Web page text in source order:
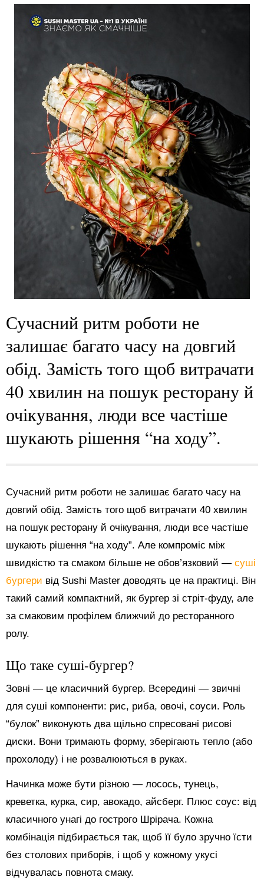
Сучасний ритм роботи не
залишає багато часу на довгий
обід. Замість того щоб витрачати
40 хвилин на пошук ресторану й
очікування, люди все частіше
шукають рішення “на ходу”.
Сучасний ритм роботи не залишає багато часу на
довгий обід. Замість того щоб витрачати 40 хвилин
на пошук ресторану й очікування, люди все частіше
шукають рішення “на ходу”. Але компроміс між
швидкістю та смаком більше не обов’язковий — суші
бургери від Sushi Master доводять це на практиці. Він
такий самий компактний, як бургер зі стріт-фуду, але
за смаковим профілем ближчий до ресторанного
ролу.
Що таке суші-бургер?
Зовні — це класичний бургер. Всередині — звичні
для суші компоненти: рис, риба, овочі, соуси. Роль
“булок” виконують два щільно спресовані рисові
диски. Вони тримають форму, зберігають тепло (або
прохолоду) і не розвалюються в руках.
Начинка може бути різною — лосось, тунець,
креветка, курка, сир, авокадо, айсберг. Плюс соус: від
класичного унагі до гострого Шрірача. Кожна
комбінація підбирається так, щоб її було зручно їсти
без столових приборів, і щоб у кожному укусі
відчувалась повнота смаку.